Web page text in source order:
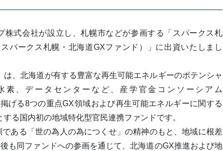
株式会社が設立し、札幌市などが参画する「スパークス札
パークス札幌・北海道GXファンド）」に出資いたしまし
は、北海道が有する豊富な再生可能エネルギーのポテンシャ
素、データセンターなど、産学官金コンソーシアム
げる8つの重点GX領域および再生可能エネルギーに関する
る国内初の地域特化型官民連携ファンドです。
ある「世の為人の為につくせ」の精神のもと、地域に根差
も同ファンドへの参画を通じて、北海道のGX推進および地